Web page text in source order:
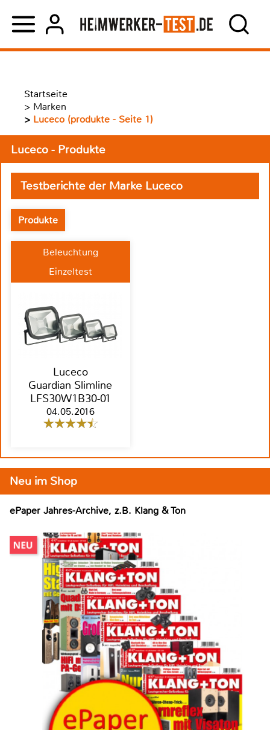
Startseite
> Marken
> Luceco (produkte - Seite 1)
Luceco - Produkte
Testberichte der Marke Luceco
Produkte
Beleuchtung
Einzeltest
Luceco
Guardian Slimline
LFS30W1B30-01
04.05.2016
Neu im Shop
ePaper Jahres-Archive, z.B. Klang & Ton